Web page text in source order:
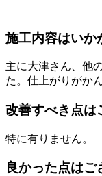
施工内容はいか
主に大津さん、他
た。仕上がりがか
改善すべき点は
特に有りません。
良かった点はご